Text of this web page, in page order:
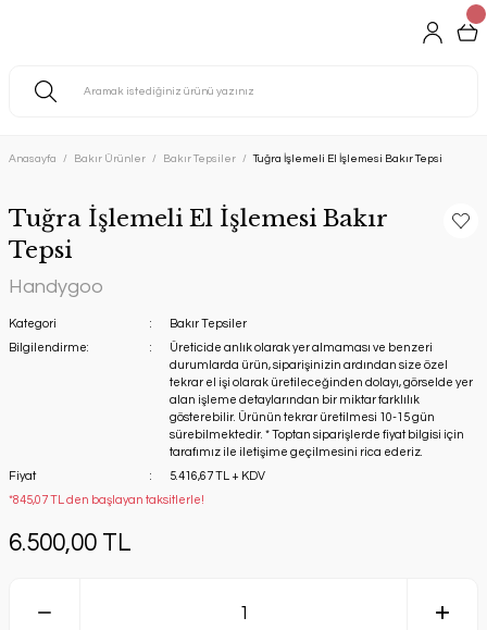
Anasayfa Bakır Ürünler Bakır Tepsiler Tuğra İşlemeli El İşlemesi Bakır Tepsi
Tuğra İşlemeli El İşlemesi Bakır
Tepsi
Handygoo
Kategori
Bakır Tepsiler
Bilgilendirme:
Üreticide anlık olarak yer almaması ve benzeri
durumlarda ürün, siparişinizin ardından size özel
tekrar el işi olarak üretileceğinden dolayı, görselde yer
alan işleme detaylarından bir miktar farklılık
gösterebilir. Ürünün tekrar üretilmesi 10-15 gün
sürebilmektedir. * Toptan siparişlerde fiyat bilgisi için
tarafımız ile iletişime geçilmesini rica ederiz.
Fiyat
5.416,67 TL + KDV
*845,07 TL den başlayan taksitlerle!
6.500,00 TL